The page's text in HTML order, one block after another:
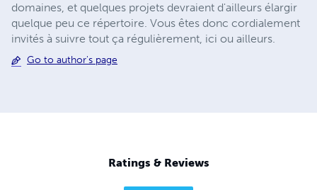
domaines, et quelques projets devraient d'ailleurs élargir
quelque peu ce répertoire. Vous êtes donc cordialement
invités à suivre tout ça régulièrement, ici ou ailleurs.
Go to author's page
Ratings & Reviews